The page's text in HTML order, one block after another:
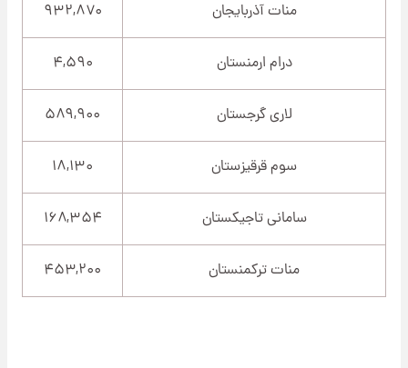
منات آذربایجان ۹۳۲,۸۷۰
درام ارمنستان ۴,۵۹۰
لاری گرجستان ۵۸۹,۹۰۰
سوم قرقیزستان ۱۸,۱۳۰
سامانی تاجیکستان ۱۶۸,۳۵۴
منات ترکمنستان ۴۵۳,۲۰۰